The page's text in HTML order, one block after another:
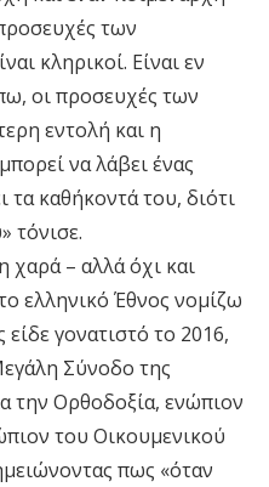
των
κληρικοί. Είναι εν
οι προσευχές των
εντολή και η
να λάβει ένας
τα καθήκοντά του, διότι
τόνισε.
χαρά – αλλά όχι και
ελληνικό Έθνος νομίζω
γονατιστό το 2016,
Σύνοδο της
την Ορθοδοξία, ενώπιον
του Οικουμενικού
πως «όταν